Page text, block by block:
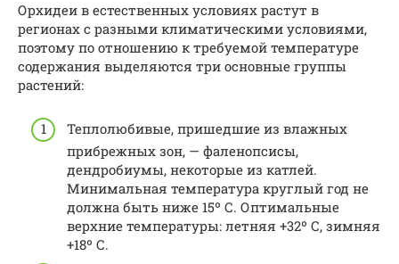
Орхидеи в естественных условиях растут в
регионах с разными климатическими условиями,
поэтому по отношению к требуемой температуре
содержания выделяются три основные группы
растений:
Теплолюбивые, пришедшие из влажных
прибрежных зон, — фаленопсисы,
дендробиумы, некоторые из катлей.
Минимальная температура круглый год не
должна быть ниже 15º С. Оптимальные
верхние температуры: летняя +32º С, зимняя
+18º С.